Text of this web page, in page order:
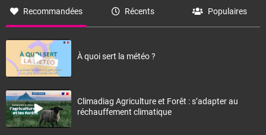
Recommandées Récents Populaires
À quoi sert la météo ?
Climadiag Agriculture et Forêt : s’adapter au
réchauffement climatique